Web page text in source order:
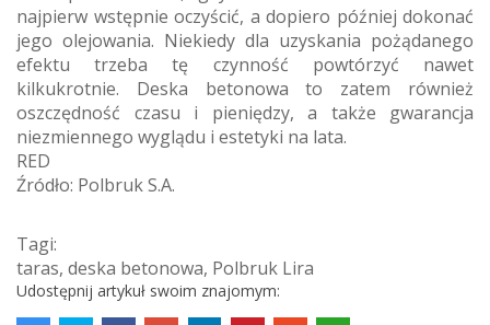
najpierw wstępnie oczyścić, a dopiero później dokonać
jego olejowania. Niekiedy dla uzyskania pożądanego
efektu trzeba tę czynność powtórzyć nawet
kilkukrotnie. Deska betonowa to zatem również
oszczędność czasu i pieniędzy, a także gwarancja
niezmiennego wyglądu i estetyki na lata.
RED
Źródło: Polbruk S.A.
Tagi:
taras, deska betonowa, Polbruk Lira
Udostępnij artykuł swoim znajomym: